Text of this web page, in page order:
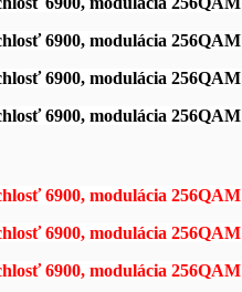
6900, modulácia 256QAM
6900, modulácia 256QAM
6900, modulácia 256QAM
6900, modulácia 256QAM
6900, modulácia 256QAM
6900, modulácia 256QAM